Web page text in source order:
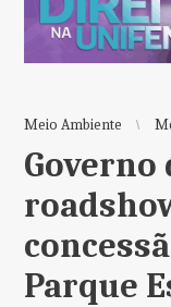
Meio Ambiente
Governo
Parque